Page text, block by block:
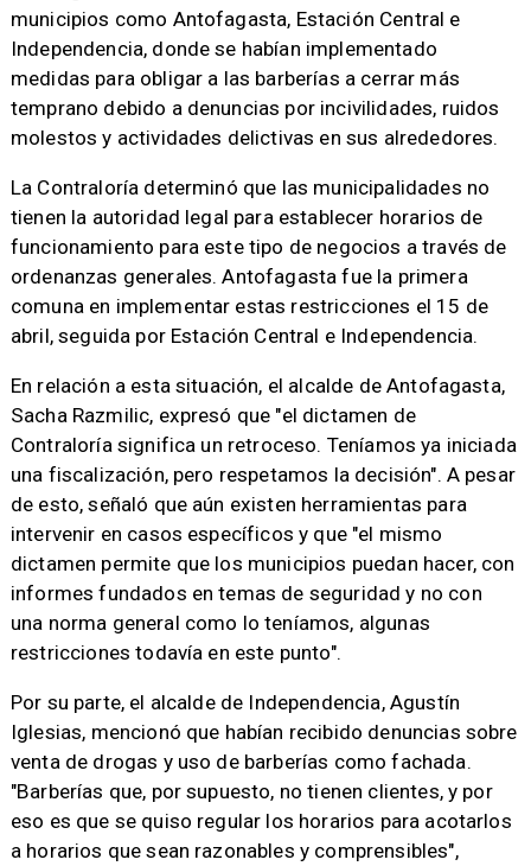
municipios como Antofagasta, Estación Central e
Independencia, donde se habían implementado
medidas para obligar a las barberías a cerrar más
temprano debido a denuncias por incivilidades, ruidos
molestos y actividades delictivas en sus alrededores.
La Contraloría determinó que las municipalidades no
tienen la autoridad legal para establecer horarios de
funcionamiento para este tipo de negocios a través de
ordenanzas generales. Antofagasta fue la primera
comuna en implementar estas restricciones el 15 de
abril, seguida por Estación Central e Independencia.
En relación a esta situación, el alcalde de Antofagasta,
Sacha Razmilic, expresó que "el dictamen de
Contraloría significa un retroceso. Teníamos ya iniciada
una fiscalización, pero respetamos la decisión". A pesar
de esto, señaló que aún existen herramientas para
intervenir en casos específicos y que "el mismo
dictamen permite que los municipios puedan hacer, con
informes fundados en temas de seguridad y no con
una norma general como lo teníamos, algunas
restricciones todavía en este punto".
Por su parte, el alcalde de Independencia, Agustín
Iglesias, mencionó que habían recibido denuncias sobre
venta de drogas y uso de barberías como fachada.
"Barberías que, por supuesto, no tienen clientes, y por
eso es que se quiso regular los horarios para acotarlos
a horarios que sean razonables y comprensibles",